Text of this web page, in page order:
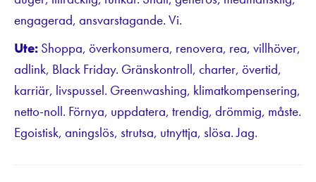
engagerad, ansvarstagande. Vi.
Ute: Shoppa, överkonsumera, renovera, rea, villhöver,
adlink, Black Friday. Gränskontroll, charter, övertid,
karriär, livspussel. Greenwashing, klimatkompensering,
netto-noll. Förnya, uppdatera, trendig, drömmig, måste.
Egoistisk, aningslös, strutsa, utnyttja, slösa. Jag.